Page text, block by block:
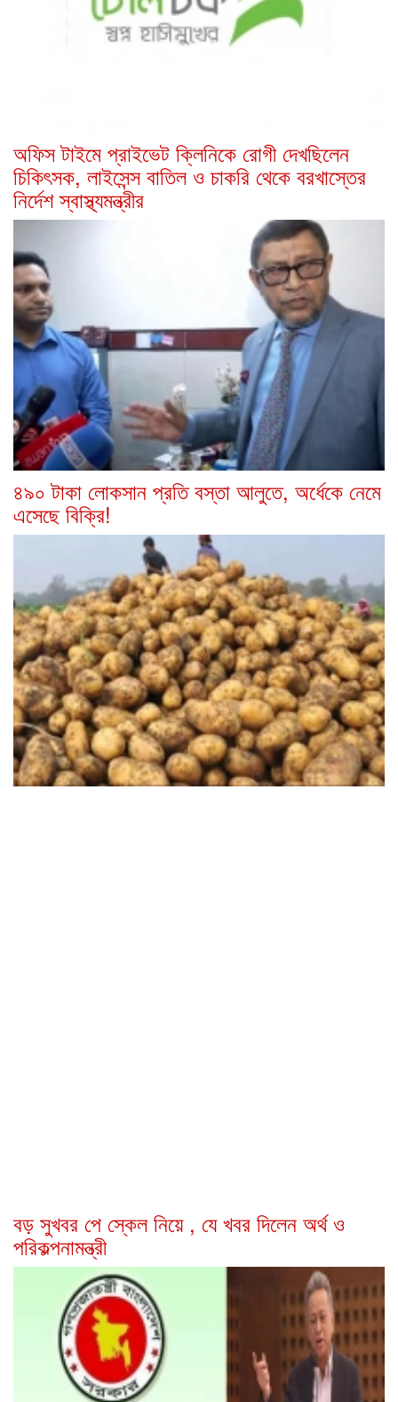
অফিস টাইমে প্রাইভেট ক্লিনিকে রোগী দেখছিলেন
চিকিৎসক, লাইসেন্স বাতিল ও চাকরি থেকে বরখাস্তের
নির্দেশ স্বাস্থ্যমন্ত্রীর
৪৯০ টাকা লোকসান প্রতি বস্তা আলুতে, অর্ধেকে নেমে
এসেছে বিক্রি!
বড় সুখবর পে স্কেল নিয়ে , যে খবর দিলেন অর্থ ও
পরিকল্পনামন্ত্রী